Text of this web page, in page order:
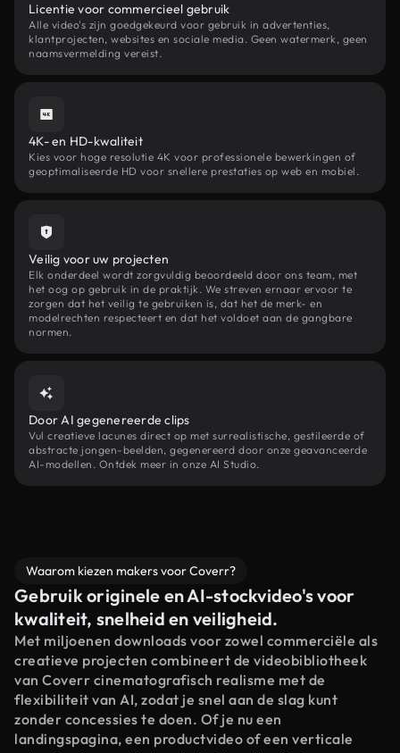
Licentie voor commercieel gebruik
Alle video's zijn goedgekeurd voor gebruik in advertenties,
klantprojecten, websites en sociale media. Geen watermerk, geen
naamsvermelding vereist.
4K- en HD-kwaliteit
Kies voor hoge resolutie 4K voor professionele bewerkingen of
geoptimaliseerde HD voor snellere prestaties op web en mobiel.
Veilig voor uw projecten
Elk onderdeel wordt zorgvuldig beoordeeld door ons team, met
het oog op gebruik in de praktijk. We streven ernaar ervoor te
zorgen dat het veilig te gebruiken is, dat het de merk- en
modelrechten respecteert en dat het voldoet aan de gangbare
normen.
Door AI gegenereerde clips
Vul creatieve lacunes direct op met surrealistische, gestileerde of
abstracte jongen-beelden, gegenereerd door onze geavanceerde
AI-modellen. Ontdek meer in onze AI Studio.
Waarom kiezen makers voor Coverr?
Gebruik originele en AI-stockvideo's voor
kwaliteit, snelheid en veiligheid.
Met miljoenen downloads voor zowel commerciële als
creatieve projecten combineert de videobibliotheek
van Coverr cinematografisch realisme met de
flexibiliteit van AI, zodat je snel aan de slag kunt
zonder concessies te doen. Of je nu een
landingspagina, een productvideo of een verticale